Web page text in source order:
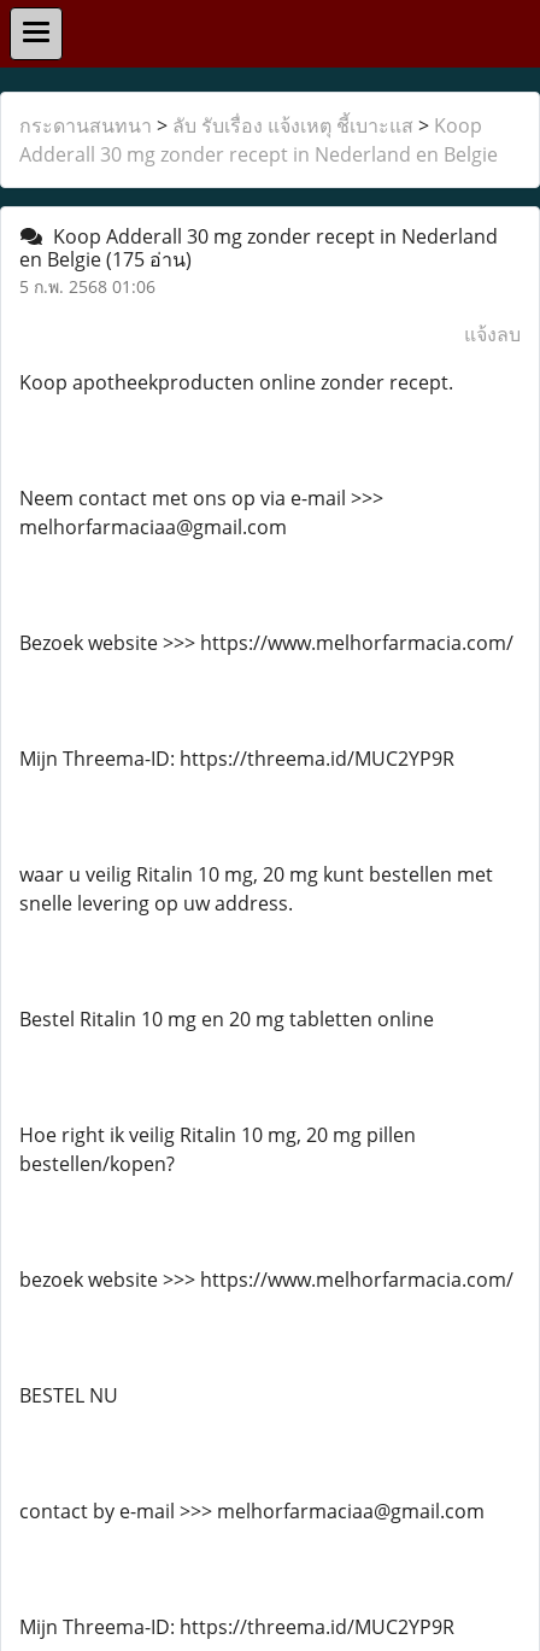
กระดานสนทนา > ลับ รับเรื่อง แจ้งเหตุ ชี้เบาะแส > Koop
Adderall 30 mg zonder recept in Nederland en Belgie
Koop Adderall 30 mg zonder recept in Nederland
en Belgie(175 อ่าน)
5 ก.พ. 2568 01:06
แจ้งลบ
Koop apotheekproducten online zonder recept.
Neem contact met ons op via e-mail >>>
melhorfarmaciaa@gmail.com
Bezoek website >>> https://www.melhorfarmacia.com/
Mijn Threema-ID: https://threema.id/MUC2YP9R
waar u veilig Ritalin 10 mg, 20 mg kunt bestellen met
snelle levering op uw address.
Bestel Ritalin 10 mg en 20 mg tabletten online
Hoe right ik veilig Ritalin 10 mg, 20 mg pillen
bestellen/kopen?
bezoek website >>> https://www.melhorfarmacia.com/
BESTEL NU
contact by e-mail >>> melhorfarmaciaa@gmail.com
Mijn Threema-ID: https://threema.id/MUC2YP9R